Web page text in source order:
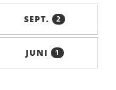
SEPT. 2
JUNI 1